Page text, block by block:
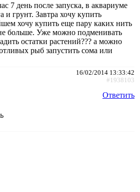
7 день после запуска, в аквариуме
и грунт. Завтра хочу купить
хочу купить еще пару каких нить
больше. Уже можно подменивать
остатки растений??? а можно
рыб запустить сома или
16/02/2014 13:33:42
#1938103
Ответить